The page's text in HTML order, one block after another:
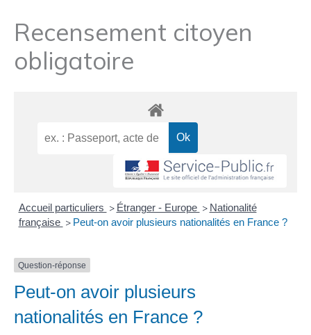
Recensement citoyen
obligatoire
Accueil particuliers > Étranger - Europe > Nationalité
française > Peut-on avoir plusieurs nationalités en France ?
Question-réponse
Peut-on avoir plusieurs
nationalités en France ?